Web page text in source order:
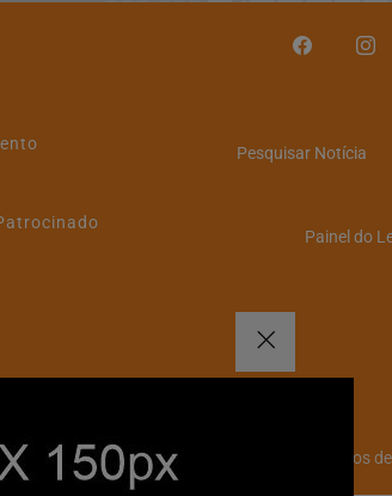
Pesquisar Notícia
Painel do
Termos
que você concorda